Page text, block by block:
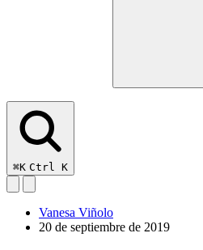
⌘K Ctrl K
Vanesa Viñolo
20 de septiembre de 2019